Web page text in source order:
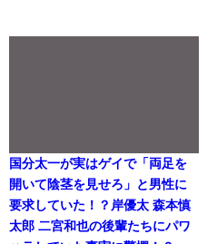
国分太一が実はゲイで「両足を
開いて陰茎を見せろ」と男性に
要求していた！？岸優太 森本慎
太郎 二宮和也の後輩たちにパワ